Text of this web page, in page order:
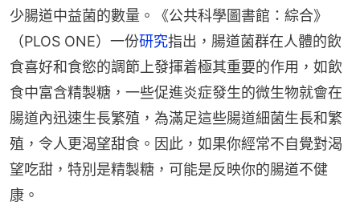
少腸道中益菌的數量。《公共科學圖書館：綜合》
（PLOS ONE）一份研究指出，腸道菌群在人體的飲
食喜好和食慾的調節上發揮着極其重要的作用，如飲
食中富含精製糖，一些促進炎症發生的微生物就會在
腸道內迅速生長繁殖，為滿足這些腸道細菌生長和繁
殖，令人更渴望甜食。因此，如果你經常不自覺對渴
望吃甜，特別是精製糖，可能是反映你的腸道不健
康。